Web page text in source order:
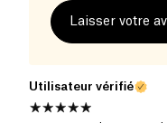
Laisser votre
Utilisateur vérifié